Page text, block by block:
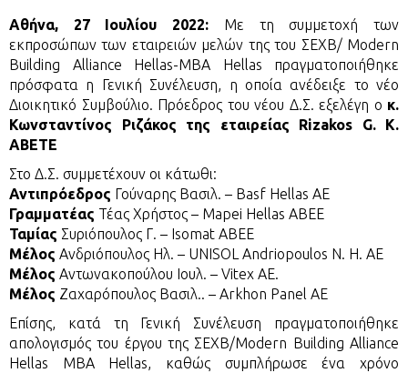
Αθήνα, 27 Ιουλίου 2022: Με τη συμμετοχή των
εκπροσώπων των εταιρειών μελών της του ΣΕΧΒ/ Modern
Building Alliance Hellas-MBA Hellas πραγματοποιήθηκε
πρόσφατα η Γενική Συνέλευση, η οποία ανέδειξε το νέο
Διοικητικό Συμβούλιο. Πρόεδρος του νέου Δ.Σ. εξελέγη ο κ.
Κωνσταντίνος Ριζάκος της εταιρείας Rizakos G. K.
ABETE
Στο Δ.Σ. συμμετέχουν οι κάτωθι:
Αντιπρόεδρος Γούναρης Βασιλ. – Basf Hellas AE
Γραμματέας Τέας Χρήστος – Mapei Hellas ABEE
Ταμίας Συριόπουλος Γ. – Isomat ABEE
Μέλος Ανδριόπουλος Ηλ. – UNISOL Andriopoulos Ν. H. AE
Μέλος Αντωνακοπούλου Ιουλ. – Vitex AE.
Μέλος Ζαχαρόπουλος Βασιλ.. – Arkhon Panel AE
Επίσης, κατά τη Γενική Συνέλευση πραγματοποιήθηκε
απολογισμός του έργου της ΣΕΧΒ/Modern Building Alliance
Hellas MBA Hellas, καθώς συμπλήρωσε ένα χρόνο